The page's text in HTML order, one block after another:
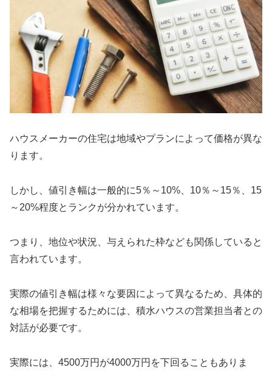
ハウスメーカーの住宅は地域やプランによって価格が異な
ります。
しかし、値引き幅は一般的に5％～10%、10％～15％、15
～20%程度とランクが分かれています。
つまり、地位や状況、与えられた枠なども関係していると
言われています。
実際の値引き幅は様々な要因によって異なるため、具体的
な相場を把握するためには、積水ハウスの営業担当者との
対話が必要です。
実際には、4500万円が4000万円を下回ることもありま